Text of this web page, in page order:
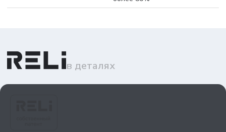
в деталях